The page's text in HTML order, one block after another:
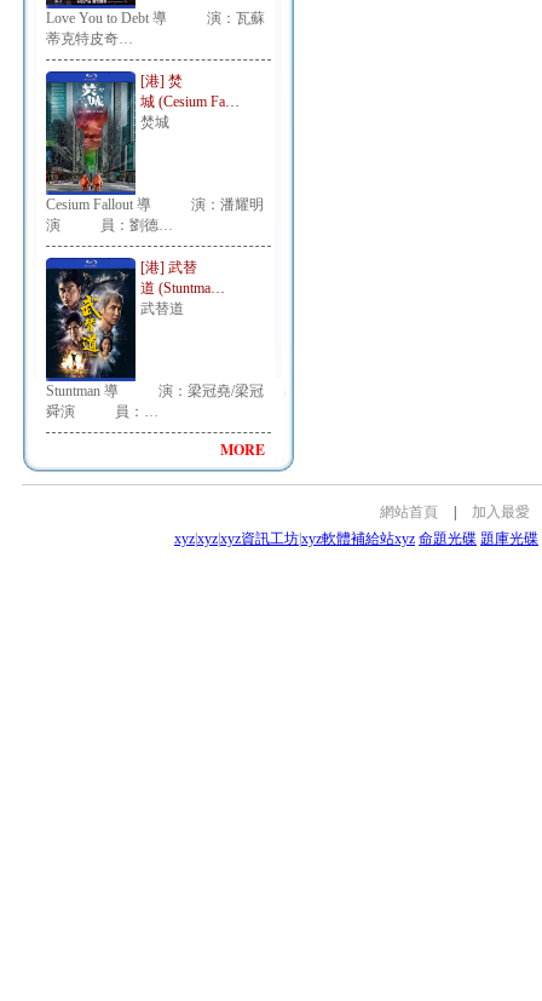
Love You to Debt 導 演：瓦蘇
蒂克特皮奇…
[港] 焚
城 (Cesium Fa…
焚城
Cesium Fallout 導 演：潘耀明
演 員：劉德…
[港] 武替
道 (Stuntma…
武替道
Stuntman 導 演：梁冠堯/梁冠
舜演 員：…
MORE
網站首頁
加入最愛
xyzxyzxyz資訊工坊xyz軟體補給站xyz 命題光碟 題庫光碟